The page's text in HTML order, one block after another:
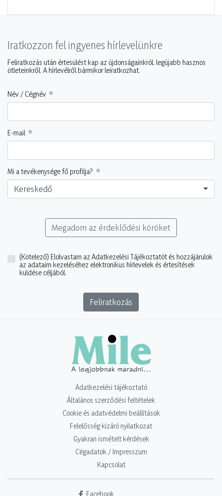
Iratkozzon fel ingyenes hírlevelünkre
Feliratkozás után értesülést kap az újdonságainkról, legújabb hasznos
ötleteinkről. A hírlevélről bármikor leiratkozhat.
Név / Cégnév
E-mail
Mi a tevékenysége fő profilja?
Kereskedő
Megadom az érdeklődési köröket
(Kötelező) Elolvastam az Adatkezelési Tájékoztatót és hozzájárulok
az adataim kezeléséhez elektronikus hírlevelek és értesítések
küldése céljából.
Feliratkozás
Adatkezelési tájékoztató
Általános szerződési feltételek
Cookie és adatvédelmi beállítások
Felelősség kizáró nyilatkozat
Gyakran ismételt kérdések
Cégadatok / Impresszum
Kapcsolat
Facebook